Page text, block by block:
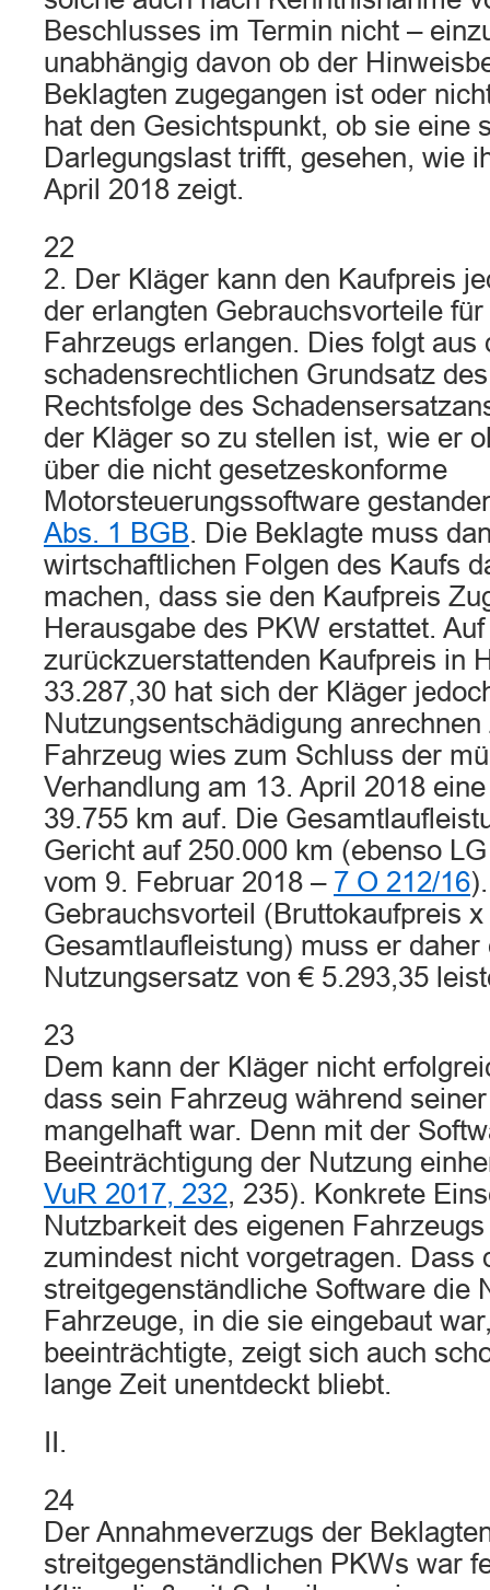
Beschlusses im Termin nicht –
unabhängig davon ob der
Beklagten zugegangen ist oder
hat den Gesichtspunkt, ob sie eine
Darlegungslast trifft, gesehen, wie
April 2018 zeigt.
22
2. Der Kläger kann den Kaufpreis
der erlangten Gebrauchsvorteile
Fahrzeugs erlangen. Dies folgt aus
schadensrechtlichen Grundsatz
Rechtsfolge des
der Kläger so zu stellen ist, wie er
über die nicht gesetzeskonforme
Motorsteuerungssoftware
Abs. 1 BGB. Die Beklagte muss
wirtschaftlichen Folgen des Kaufs
machen, dass sie den Kaufpreis
Herausgabe des PKW erstattet.
zurückzuerstattenden Kaufpreis in
33.287,30 hat sich der Kläger
Nutzungsentschädigung
Fahrzeug wies zum Schluss der
Verhandlung am 13. April 2018
39.755 km auf. Die
Gericht auf 250.000 km (ebenso
vom 9. Februar 2018 – 7 O 212/16
Gebrauchsvorteil (Bruttokaufpreis
Gesamtlaufleistung) muss er daher
Nutzungsersatz von € 5.293,35
23
Dem kann der Kläger nicht
dass sein Fahrzeug während
mangelhaft war. Denn mit der
Beeinträchtigung der Nutzung
VuR 2017, 232, 235). Konkrete
Nutzbarkeit des eigenen
zumindest nicht vorgetragen. Dass
streitgegenständliche Software die
Fahrzeuge, in die sie eingebaut
beeinträchtigte, zeigt sich auch
lange Zeit unentdeckt bliebt.
II.
24
Der Annahmeverzugs der
streitgegenständlichen PKWs war